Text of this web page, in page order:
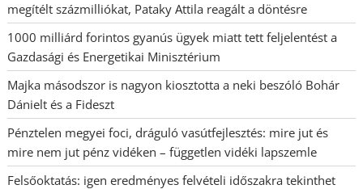
megítélt százmilliókat, Pataky Attila reagált a döntésre
1000 milliárd forintos gyanús ügyek miatt tett feljelentést a
Gazdasági és Energetikai Minisztérium
Majka másodszor is nagyon kiosztotta a neki beszóló Bohár
Dánielt és a Fideszt
Pénztelen megyei foci, dráguló vasútfejlesztés: mire jut és
mire nem jut pénz vidéken – független vidéki lapszemle
Felsőoktatás: igen eredményes felvételi időszakra tekinthet